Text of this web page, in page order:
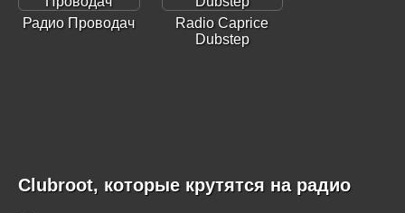
Радио Проводач
Radio Caprice
Dubstep
Clubroot, которые крутятся на радио